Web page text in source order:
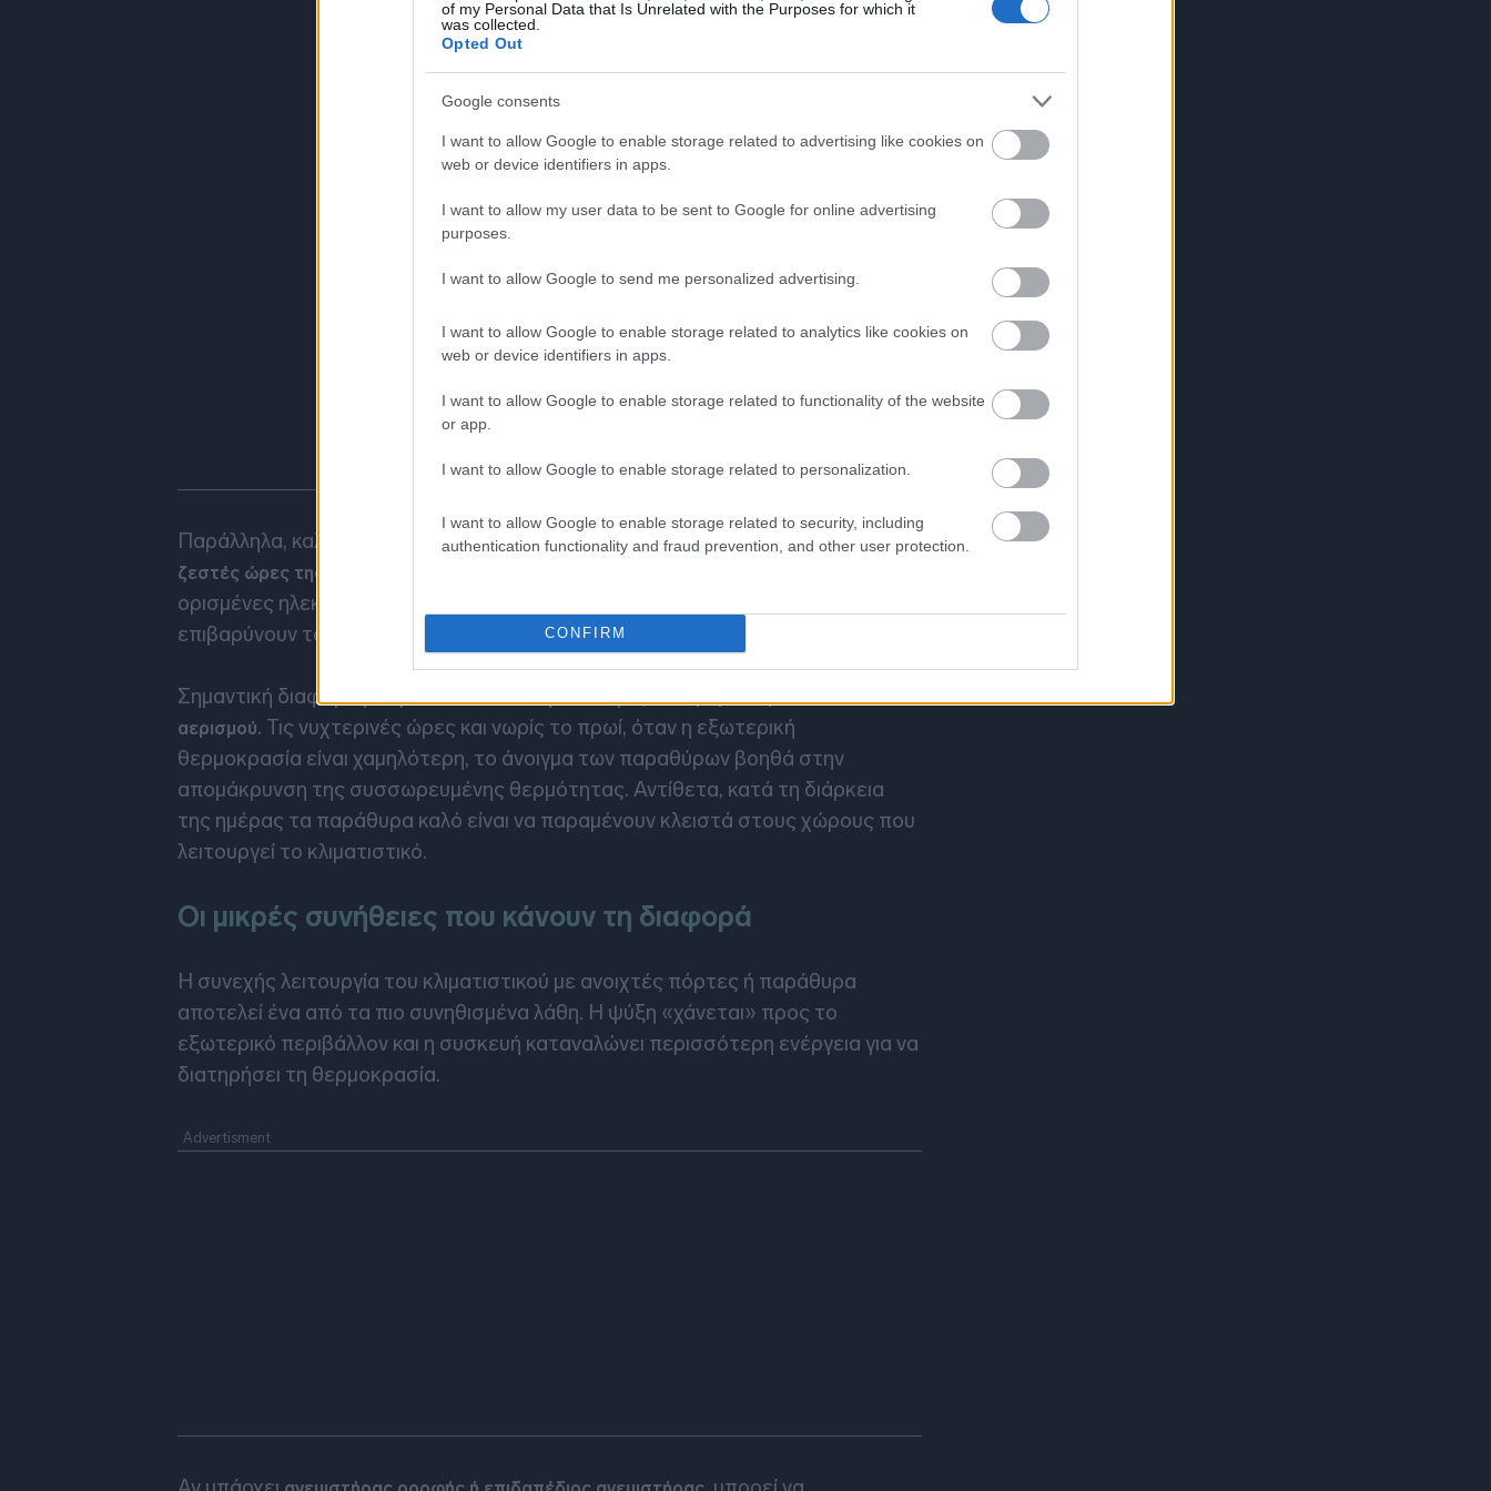
of my Personal Data that Is Unrelated with the Purposes for which it
was collected.
Opted Out
Google consents
I want to allow Google to enable storage related to advertising like cookies on
web or device identifiers in apps.
I want to allow my user data to be sent to Google for online advertising
purposes.
I want to allow Google to send me personalized advertising.
I want to allow Google to enable storage related to analytics like cookies on
web or device identifiers in apps.
I want to allow Google to enable storage related to functionality of the website
or app.
I want to allow Google to enable storage related to personalization.
I want to allow Google to enable storage related to security, including
authentication functionality and fraud prevention, and other user protection.
CONFIRM
Παράλληλα, καλό είναι
να αποφεύγεται η χρήση ενεργοβόρων συσκευών τις πιο
ζεστές ώρες της ημέρας
ορισμένες ηλεκτρικές συσκευές αυξάνουν τη θερμοκρασία του χώρου και
επιβαρύνουν το έργο της ψύξης.
Σημαντική διαφορά μπορεί να κάνει και η σωστήαξιοποίηση του φυσικού
αερισμού. Τις νυχτερινές ώρες και νωρίς το πρωί, όταν η εξωτερική
θερμοκρασία είναι χαμηλότερη, το άνοιγμα των παραθύρων βοηθά στην
απομάκρυνση της συσσωρευμένης θερμότητας. Αντίθετα, κατά τη διάρκεια
της ημέρας τα παράθυρα καλό είναι να παραμένουν κλειστά στους χώρους που
λειτουργεί το κλιματιστικό.
Οι μικρές συνήθειες που κάνουν τη διαφορά
Η συνεχής λειτουργία του κλιματιστικού με ανοιχτές πόρτες ή παράθυρα
αποτελεί ένα από τα πιο συνηθισμένα λάθη. Η ψύξη «χάνεται» προς το
εξωτερικό περιβάλλον και η συσκευή καταναλώνει περισσότερη ενέργεια για να
διατηρήσει τη θερμοκρασία.
18η συνεχόμενη χρονιά
Βρεττού (Credia): Πιστωτική
φέτος - Επιταχύνει την ανάπτυξη,
μεταθέτει το μέρισμα
Στα πράσινα οι ευρωαγορές - Νέο
ενδοσυνεδριακό ρεκόρ για τον Stoxx
πληγείσες περιοχές - 118 «κόκκινα»
κτίρια σε Δυτ. Αττική και Ρέθυμνο
18:54
Σε εξέλιξη πυρκαγιές σε Σκύρο και
Φάρσαλα
18:49
ΑΔΜΗΕ: Διατηρεί την τεχνική ηγεσία
κατά την κατασκευή του Great Sea